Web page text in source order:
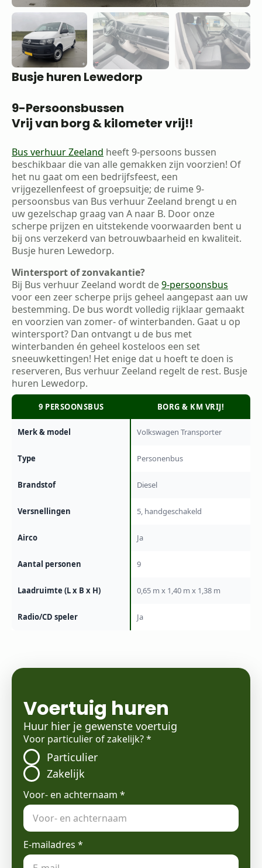
Busje huren Lewedorp
9-Persoonsbussen
Vrij van borg & kilometer vrij!!
Bus verhuur Zeeland heeft 9-persoons bussen
beschikbaar die van alle gemakken zijn voorzien! Of
het nu gaat om een bedrijfsfeest, een
vrijgezellenfeest of groepsuitje; de ruime 9-
persoonsbus van Bus verhuur Zeeland brengt u en
uw gezelschap graag van A naar B. Door onze
scherpe prijzen en uitstekende voorwaarden bent u
bij ons verzekerd van betrouwbaarheid en kwaliteit.
Busje huren Lewedorp.
Wintersport of zonvakantie?
Bij Bus verhuur Zeeland wordt de9-persoonsbus
voor een zeer scherpe prijs geheel aangepast aan uw
bestemming. De bus wordt volledig rijklaar gemaakt
en voorzien van zomer- of winterbanden. Gaat u op
wintersport? Dan ontvangt u de bus met
winterbanden én geheel kosteloos een set
sneeuwkettingen! Het enige dat u hoeft te doen is
reserveren, Bus verhuur Zeeland regelt de rest. Busje
huren Lewedorp.
9 PERSOONSBUS BORG & KM VRIJ!
Merk & model Volkswagen Transporter
Type Personenbus
Brandstof Diesel
Versnellingen 5, handgeschakeld
Airco Ja
Aantal personen 9
Laadruimte (L x B x H) 0,65 m x 1,40 m x 1,38 m
Radio/CD speler Ja
Voertuig huren
Huur hier je gewenste voertuig
Voor particulier of zakelijk?*
Particulier
Zakelijk
Voor- en achternaam *
E-mailadres *